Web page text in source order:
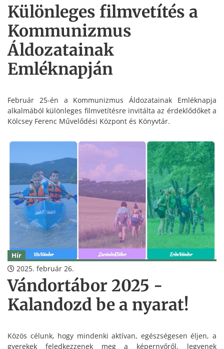
Különleges filmvetítés a
Kommunizmus
Áldozatainak
Emléknapján
Február 25-én a Kommunizmus Áldozatainak Emléknapja
alkalmából különleges filmvetítésre invitálta az érdeklődőket a
Kölcsey Ferenc Művelődési Központ és Könyvtár.
Hír
2025. február 26.
Vándortábor 2025 -
Kalandozd be a nyarat!
Közös célunk, hogy mindenki aktívan, egészségesen éljen, a
gyerekek feledkezzenek meg a képernyőről, legyenek